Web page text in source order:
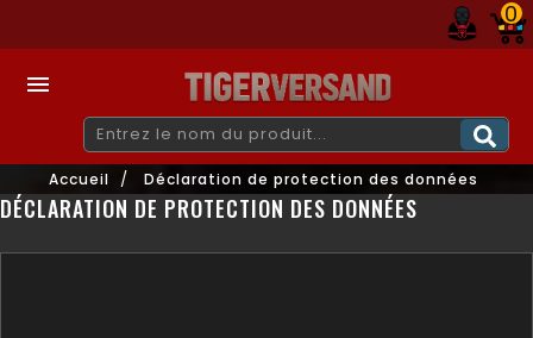
0

Accueil Déclaration de protection des données
DÉCLARATION DE PROTECTION DES DONNÉES